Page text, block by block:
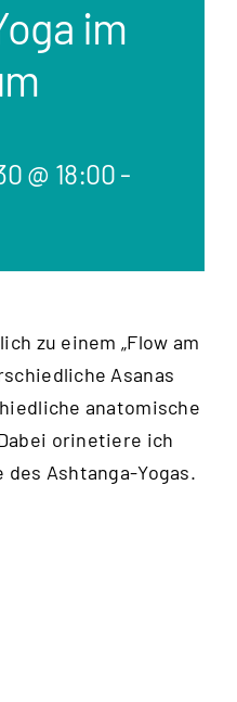
im
@ 18:00 -
zu einem „Flow am
Asanas
anatomische
orinetiere ich
Ashtanga-Yogas.